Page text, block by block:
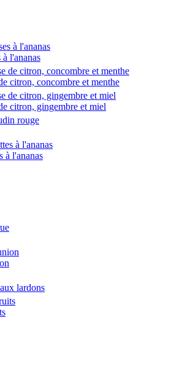
l'ananas
citron, concombre et menthe
citron, gingembre et miel
à l'ananas
lardons